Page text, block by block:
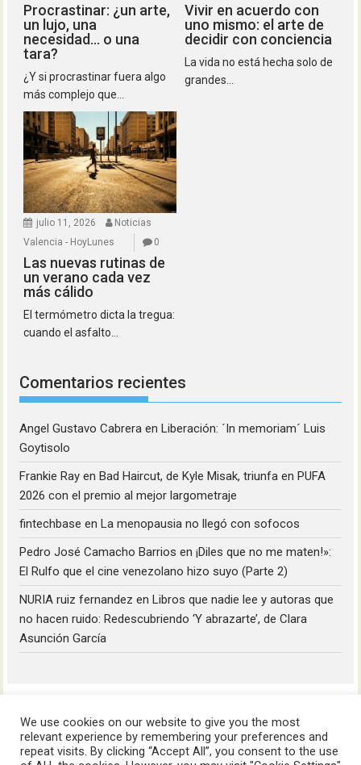
Procrastinar: ¿un arte,
un lujo, una
necesidad… o una
tara?
¿Y si procrastinar fuera algo
más complejo que...
Vivir en acuerdo con
uno mismo: el arte de
decidir con conciencia
La vida no está hecha solo de
grandes...
julio 11, 2026
Noticias
Valencia - HoyLunes
0
Las nuevas rutinas de
un verano cada vez
más cálido
El termómetro dicta la tregua:
cuando el asfalto...
Comentarios recientes
Angel Gustavo Cabrera enLiberación: ´In memoriam´ Luis
Goytisolo
Frankie Ray enBad Haircut, de Kyle Misak, triunfa en PUFA
2026 con el premio al mejor largometraje
fintechbase enLa menopausia no llegó con sofocos
Pedro José Camacho Barrios en¡Diles que no me maten!»:
El Rulfo que el cine venezolano hizo suyo (Parte 2)
NURIA ruiz fernandez enLibros que nadie lee y autoras que
no hacen ruido: Redescubriendo ‘Y abrazarte’, de Clara
Asunción García
We use cookies on our website to give you the most
relevant experience by remembering your preferences and
repeat visits. By clicking “Accept All”, you consent to the use